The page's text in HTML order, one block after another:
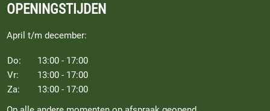
OPENINGSTIJDEN
April t/m december:
Do:
13:00 - 17:00
Vr:
13:00 - 17:00
Za:
13:00 - 17:00